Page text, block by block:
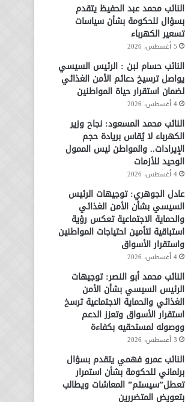
النائب محمد عبد الحفيظ يتقدم
بسؤال للحكومة بشأن سياسات
تسعير الكهرباء
5 أغسطس، 2026
النائب حسام لبن : الرئيس السيسي
يواصل ترسيخ دعائم الأمن الغذائي
لضمان استقرار حياة المواطنين
4 أغسطس، 2026
النائب محمد المسعود: نجاح وزير
الكهرباء لا يُقاس بريادة حجم
الإيرادات.. والمواطن ليس الممول
الوحيد للأزمات
4 أغسطس، 2026
عادل الجوهري: توجيهات الرئيس
السيسي بشأن الأمن الغذائي
والحماية الاجتماعية تعكس رؤية
استباقية لتأمين احتياجات المواطنين
واستقرار الأسواق
4 أغسطس، 2026
النائب محمد أبو النصر: توجيهات
الرئيس السيسي بشأن الأمن
الغذائي والحماية الاجتماعية ترسخ
استقرار الأسواق وتعزز الدعم
ووصوله لمستحقيه بكفاءة
3 أغسطس، 2026
النائب عمرو فهمي يتقدم بسؤال
برلماني للحكومة بشأن استمرار
تعطل”سيستم” المعاشات ويطالب
بتعويض المتضررين